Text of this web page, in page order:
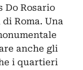
Do Rosario
Roma. Una
anche gli
i quartieri